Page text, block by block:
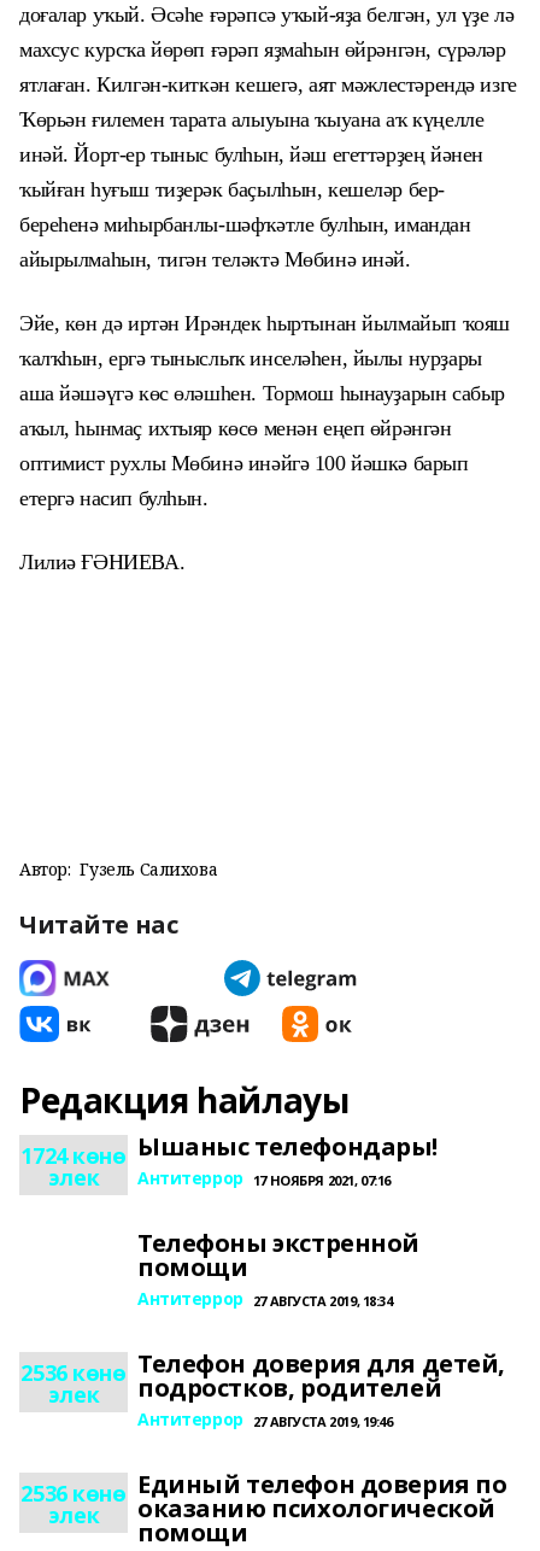
доғалар уҡый. Әсәһе ғәрәпсә уҡый-яҙа белгән, ул үҙе лә
махсус курсҡа йөрөп ғәрәп яҙмаһын өйрәнгән, сүрәләр
ятлаған. Килгән-киткән кешегә, аят мәжлестәрендә изге
Ҡөрьән ғилемен тарата алыуына ҡыуана аҡ күңелле
инәй. Йорт-ер тыныс булһын, йәш егеттәрҙең йәнен
ҡыйған һуғыш тиҙерәк баҫылһын, кешеләр бер-
береһенә миһырбанлы-шәфҡәтле булһын, имандан
айырылмаһын, тигән теләктә Мөбинә инәй.
Эйе, көн дә иртән Ирәндек һыртынан йылмайып ҡояш
ҡалҡһын, ергә тыныслыҡ инселәһен, йылы нурҙары
аша йәшәүгә көс өләшһен. Тормош һынауҙарын сабыр
аҡыл, һынмаҫ ихтыяр көсө менән еңеп өйрәнгән
оптимист рухлы Мөбинә инәйгә 100 йәшкә барып
етергә насип булһын.
Лилиә ҒӘНИЕВА.
Автор: Гузель Салихова
Читайте нас
Редакция һайлауы
1724 көнө
элек
Ышаныс телефондары!
Антитеррор 17 НОЯБРЯ 2021, 07:16
Телефоны экстренной
помощи
Антитеррор 27 АВГУСТА 2019, 18:34
2536 көнө
элек
Телефон доверия для детей,
подростков, родителей
Антитеррор 27 АВГУСТА 2019, 19:46
2536 көнө
элек
Единый телефон доверия по
оказанию психологической
помощи